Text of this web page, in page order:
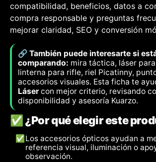
compatibilidad, beneficios, datos a
compra responsable y preguntas
mejorar claridad, SEO y conversión
🔗 También puede interesarte si
comparando: mira táctica, láser
linterna para rifle, riel Picatinny,
accesorios visuales. Esta ficha te
Láser con mejor criterio, revisando
disponibilidad y asesoría Kuarzo.
✅ ¿Por qué elegir este
✅ Los accesorios ópticos ayudan a
referencia visual, iluminación o
observación.